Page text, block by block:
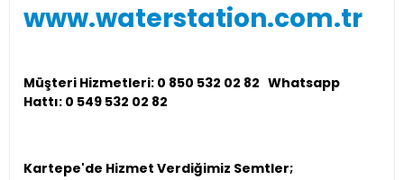
www.waterstation.com.tr
Müşteri Hizmetleri: 0 850 532 02 82 Whatsapp
Hattı: 0 549 532 02 82
Kartepe'de Hizmet Verdiğimiz Semtler;